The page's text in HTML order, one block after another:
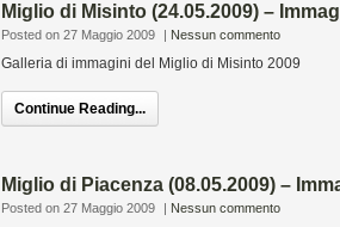
Miglio di Misinto (24.05.2009) –
Posted on 27 Maggio 2009 | Nessun commento
Galleria di immagini del Miglio di Misinto 2009
Continue Reading...
Miglio di Piacenza (08.05.2009) –
Posted on 27 Maggio 2009 | Nessun commento